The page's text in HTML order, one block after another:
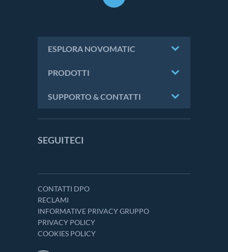
ESPLORA NOVOMATIC
PRODOTTI
SUPPORTO & CONTATTI
SEGUITECI
CONTATTI DPO
RECLAMI
INFORMATIVE PRIVACY GRUPPO
PRIVACY POLICY
COOKIES POLICY